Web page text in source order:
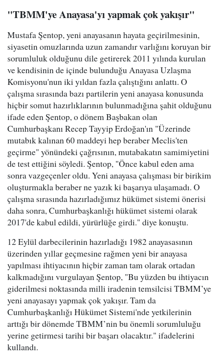
"TBMM'ye Anayasa'yı yapmak çok yakışır"
Mustafa Şentop, yeni anayasanın hayata geçirilmesinin,
siyasetin omuzlarında uzun zamandır varlığını koruyan bir
sorumluluk olduğunu dile getirerek 2011 yılında kurulan
ve kendisinin de içinde bulunduğu Anayasa Uzlaşma
Komisyonu'nun iki yıldan fazla çalıştığını anlattı. O
çalışma sırasında bazı partilerin yeni anayasa konusunda
hiçbir somut hazırlıklarının bulunmadığına şahit olduğunu
ifade eden Şentop, o dönem Başbakan olan
Cumhurbaşkanı Recep Tayyip Erdoğan'ın "Üzerinde
mutabık kalınan 60 maddeyi hep beraber Meclis'ten
geçirme" yönündeki çağrısının, mutabakatın samimiyetini
de test ettiğini söyledi. Şentop, "Önce kabul eden ama
sonra vazgeçenler oldu. Yeni anayasa çalışması bir birikim
oluşturmakla beraber ne yazık ki başarıya ulaşamadı. O
çalışma sırasında hazırladığımız hükümet sistemi önerisi
daha sonra, Cumhurbaşkanlığı hükümet sistemi olarak
2017'de kabul edildi, yürürlüğe girdi." diye konuştu.
12 Eylül darbecilerinin hazırladığı 1982 anayasasının
üzerinden yıllar geçmesine rağmen yeni bir anayasa
yapılması ihtiyacının hiçbir zaman tam olarak ortadan
kalkmadığını vurgulayan Şentop, "Bu yüzden bu ihtiyacın
giderilmesi noktasında milli iradenin temsilcisi TBMM’ye
yeni anayasayı yapmak çok yakışır. Tam da
Cumhurbaşkanlığı Hükümet Sistemi'nde yetkilerinin
arttığı bir dönemde TBMM’nin bu önemli sorumluluğu
yerine getirmesi tarihi bir başarı olacaktır." ifadelerini
kullandı.